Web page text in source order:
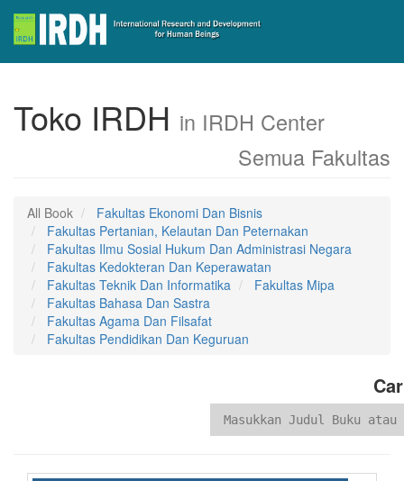
Toko IRDH in IRDH Center
Semua Fakultas
All Book
Fakultas Ekonomi Dan Bisnis
Fakultas Pertanian, Kelautan Dan Peternakan
Fakultas Ilmu Sosial Hukum Dan Administrasi Negara
Fakultas Kedokteran Dan Keperawatan
Fakultas Teknik Dan Informatika
Fakultas Mipa
Fakultas Bahasa Dan Sastra
Fakultas Agama Dan Filsafat
Fakultas Pendidikan Dan Keguruan